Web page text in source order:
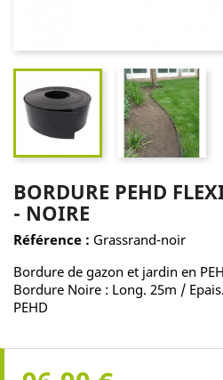
BORDURE PEHD
- NOIRE
Référence : Grassrand-noir
Bordure de gazon et jardin en
Bordure Noire : Long. 25m /
PEHD